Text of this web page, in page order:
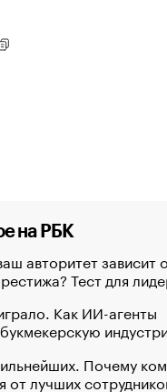
на РБК
авторитет зависит
Тест для
Как ИИ-агенты
Почему
от лучших